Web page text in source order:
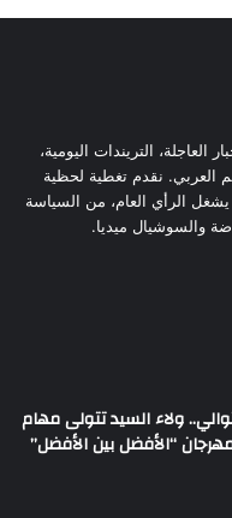
العاجلة، التريندات اليومية،
العربي. نقدم تغطية لحظية
الرأي العام، من السياسة
والسوشيال ميديا.
ولاء السيد تتولى مهام
“الأفضل بين الأفضل”